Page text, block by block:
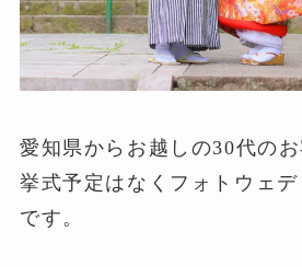
愛知県からお越しの30代のお
挙式予定はなくフォトウェ
です。